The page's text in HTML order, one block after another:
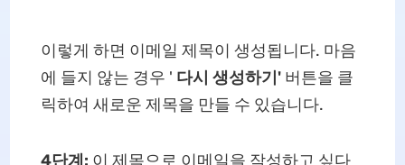
이렇게 하면 이메일 제목이 생성됩니다. 마음
에 들지 않는 경우 ' 다시 생성하기' 버튼을 클
릭하여 새로운 제목을 만들 수 있습니다.
4단계: 이 제목으로 이메일을 작성하고 싶다